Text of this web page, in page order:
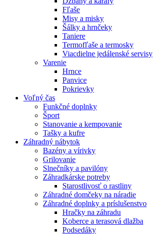
Fľaše
Misy a misky
Šálky a hrnčeky
Taniere
Termofľaše a termosky
Viacdielne jedálenské servisy
Varenie
Hrnce
Panvice
Pokrievky
Voľný čas
Funkčné doplnky
Šport
Stanovanie a kempovanie
Tašky a kufre
Záhradný nábytok
Bazény a vírivky
Grilovanie
Slnečníky a pavilóny
Záhradkárske potreby
Starostlivosť o rastliny
Záhradné domčeky na náradie
Záhradné doplnky a príslušenstvo
Hračky na záhradu
Koberce a terasová dlažba
Podsedáky